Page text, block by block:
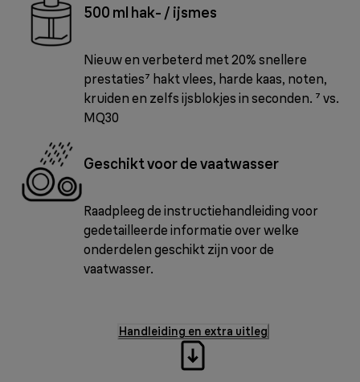
500 ml hak- / ijsmes
Nieuw en verbeterd met 20% snellere
prestaties⁷ hakt vlees, harde kaas, noten,
kruiden en zelfs ijsblokjes in seconden. ⁷ vs.
MQ30
Geschikt voor de vaatwasser
Raadpleeg de instructiehandleiding voor
gedetailleerde informatie over welke
onderdelen geschikt zijn voor de
vaatwasser.
Handleiding en extra uitleg